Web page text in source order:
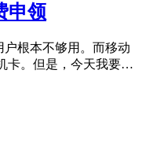
申领
根本不够用。而移动
卡。但是，今天我要…